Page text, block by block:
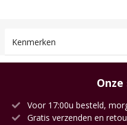
Kenmerken
Voor 17:00u besteld,
Gratis verzenden en